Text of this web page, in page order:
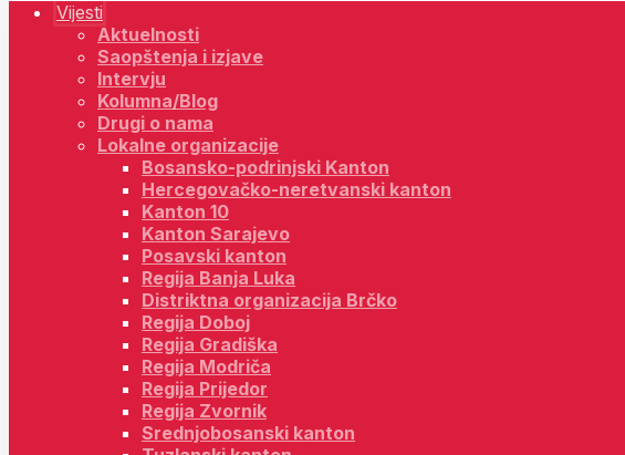
Vijesti
Aktuelnosti
Saopštenja i izjave
Intervju
Kolumna/Blog
Drugi o nama
Lokalne organizacije
Bosansko-podrinjski Kanton
Hercegovačko-neretvanski kanton
Kanton 10
Kanton Sarajevo
Posavski kanton
Regija Banja Luka
Distriktna organizacija Brčko
Regija Doboj
Regija Gradiška
Regija Modriča
Regija Prijedor
Regija Zvornik
Srednjobosanski kanton